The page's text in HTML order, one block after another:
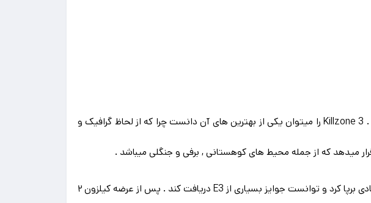
تجربه یکجا همه نسخه های کیلزون را با تمام DLCها برای شما به ارمغان می آورد . Killzone 3 را میتوان یکی از بهترین های آن دانست چرا که از لحاظ گرافیک و
میدهد که از جمله محیط های کوهستانی , برفی و جنگلی میباشد .
Killzone 2 را میتوان یکی از بهترین عناوین اکشن اول شخص دانست که قبل از عرضه سر و صدای زیادی برپا کرد و توانست جوایز بسیاری از E3 دریافت کند . پس از عرضه کیلزون ۲